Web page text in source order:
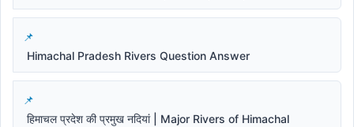
Himachal Pradesh Rivers Question Answer
हिमाचल प्रदेश की प्रमुख नदियां | Major Rivers of Himachal